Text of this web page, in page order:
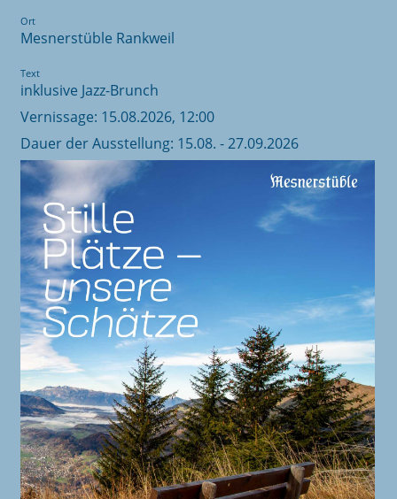
Ort
Mesnerstüble Rankweil
Text
inklusive Jazz-Brunch
Vernissage: 15.08.2026, 12:00
Dauer der Ausstellung: 15.08. - 27.09.2026